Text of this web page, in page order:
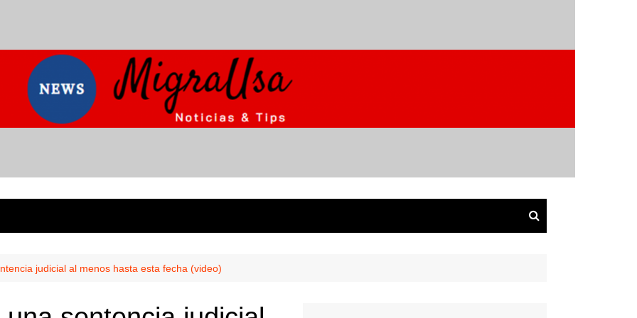
judicial al menos hasta esta fecha (video)